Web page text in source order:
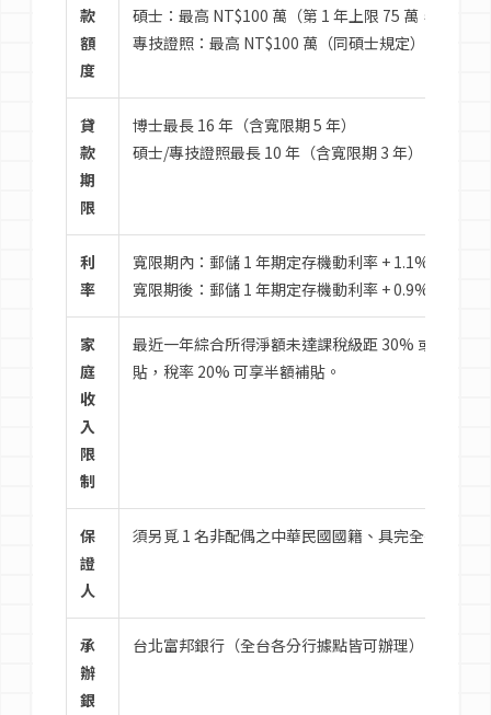
款
額
度
碩士：最高 NT$100 萬（第 1 年上限 75 萬，第 2 年
專技證照：最高 NT$100 萬（同碩士規定）。
貸
款
期
限
博士最長 16 年（含寬限期 5 年）
碩士/專技證照最長 10 年（含寬限期 3 年）。
利
率
寬限期內：郵儲 1 年期定存機動利率 + 1.1%
寬限期後：郵儲 1 年期定存機動利率 + 0.9%。
家
庭
收
入
限
制
最近一年綜合所得淨額未達課稅級距 30% 或未達申
貼，稅率 20% 可享半額補貼。
保
證
人
須另覓 1 名非配偶之中華民國國籍、具完全行為能
承
辦
銀
台北富邦銀行（全台各分行據點皆可辦理）。